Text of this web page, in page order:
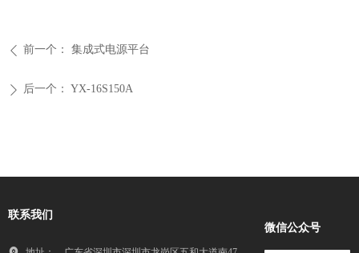
ꄴ 前一个： 集成式电源平台
ꄲ 后一个： YX-16S150A
微信公众号
联系我们